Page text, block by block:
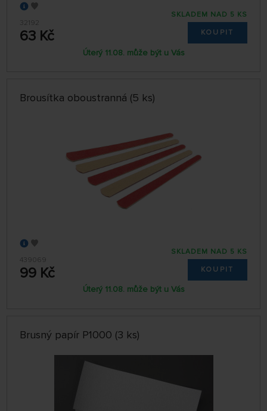
32192
63 Kč
SKLADEM NAD 5 KS
KOUPIT
Úterý 11.08. může být u Vás
Brousítka oboustranná (5 ks)
439069
99 Kč
SKLADEM NAD 5 KS
KOUPIT
Úterý 11.08. může být u Vás
Brusný papír P1000 (3 ks)